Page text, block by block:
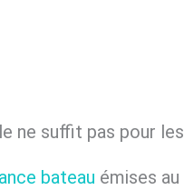
ne suffit pas pour
bateau émises